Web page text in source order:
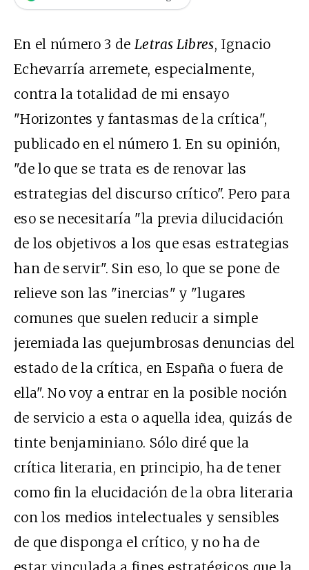
En el número 3 deLetras Libres, Ignacio
Echevarría arremete, especialmente,
contra la totalidad de mi ensayo
"Horizontes y fantasmas de la crítica",
publicado en el número 1. En su opinión,
"de lo que se trata es de renovar las
estrategias del discurso crítico". Pero para
eso se necesitaría "la previa dilucidación
de los objetivos a los que esas estrategias
han de servir". Sin eso, lo que se pone de
relieve son las "inercias" y "lugares
comunes que suelen reducir a simple
jeremiada las quejumbrosas denuncias del
estado de la crítica, en España o fuera de
ella". No voy a entrar en la posible noción
de servicio a esta o aquella idea, quizás de
tinte benjaminiano. Sólo diré que la
crítica literaria, en principio, ha de tener
como fin la elucidación de la obra literaria
con los medios intelectuales y sensibles
de que disponga el crítico, y no ha de